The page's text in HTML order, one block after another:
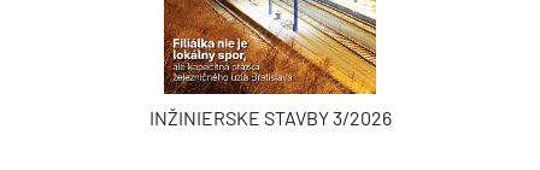
INŽINIERSKE STAVBY 3/2026